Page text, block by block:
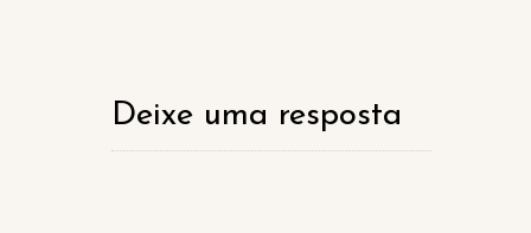
Deixe uma resposta